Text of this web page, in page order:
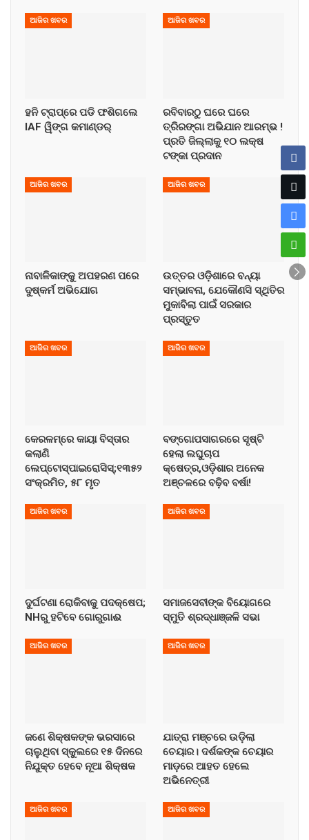
ଆଜିର ଖବର
ହନି ଟ୍ରାପ୍‌ରେ ପଡି ଫଶିଗଲେ
IAF ୱିଙ୍ଗ କମାଣ୍ଡର୍
ଆଜିର ଖବର
ରବିବାରଠୁ ଘରେ ଘରେ
ତ୍ରିରଙ୍ଗା ଅଭିଯାନ ଆରମ୍ଭ !
ପ୍ରତି ଜିଲ୍ଲାକୁ ୧୦ ଲକ୍ଷ
ଟଙ୍କା ପ୍ରଦାନ
ଆଜିର ଖବର
ନାବାଳିକାଙ୍କୁ ଅପହରଣ ପରେ
ଦୁଷ୍କର୍ମ ଅଭିଯୋଗ
ଆଜିର ଖବର
ଉତ୍ତର ଓଡ଼ିଶାରେ ବନ୍ୟା
ସମ୍ଭାବନା, ଯେକୌଣସି ସ୍ଥିତିର
ମୁକାବିଲା ପାଇଁ ସରକାର
ପ୍ରସ୍ତୁତ
ଆଜିର ଖବର
କେରଳମ୍‌ରେ କାୟା ବିସ୍ତାର
କଲାଣି
ଲେପ୍ଟୋସ୍ପାଇରୋସିସ୍;୧୩୫୨
ସଂକ୍ରମିତ, ୫୮ ମୃତ
ଆଜିର ଖବର
ବଙ୍ଗୋପସାଗରରେ ସୃଷ୍ଟି
ହେଲା ଲଘୁଚାପ
କ୍ଷେତ୍ର,ଓଡ଼ିଶାର ଅନେକ
ଅଞ୍ଚଳରେ ବଢ଼ିବ ବର୍ଷା!
ଆଜିର ଖବର
ଦୁର୍ଘଟଣା ରୋକିବାକୁ ପଦକ୍ଷେପ;
NHରୁ ହଟିବେ ଗୋରୁଗାଈ
ଆଜିର ଖବର
ସମାଜସେବୀଙ୍କ ବିୟୋଗରେ
ସ୍ମୁତି ଶ୍ରଦ୍ଧାଞ୍ଜଳି ସଭା
ଆଜିର ଖବର
ଜଣେ ଶିକ୍ଷକଙ୍କ ଭରସାରେ
ଚାଲୁଥିବା ସ୍କୁଲରେ ୧୫ ଦିନରେ
ନିଯୁକ୍ତ ହେବେ ନୂଆ ଶିକ୍ଷକ
ଆଜିର ଖବର
ଯାତ୍ରା ମଞ୍ଚରେ ଉଡ଼ିଲା
ଚେୟାର। ଦର୍ଶକଙ୍କ ଚେୟାର
ମାଡ଼ରେ ଆହତ ହେଲେ
ଅଭିନେତ୍ରୀ
ଆଜିର ଖବର ଆଜିର ଖବର